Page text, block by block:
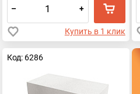
– +
Купить в 1 клик
Код: 6286